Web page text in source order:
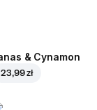
& Cynamon
23,99 zł